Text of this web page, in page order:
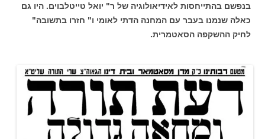
בנפשם בהתייחסות לאידיאולוגיה של ר" יואל טייטלבוים. היו גם
כאלה שנמנו בעבר עם המחנה הדתי לאומי ו" חזרו בתשובה"
לחיק ההשקפה הסאטמרית.